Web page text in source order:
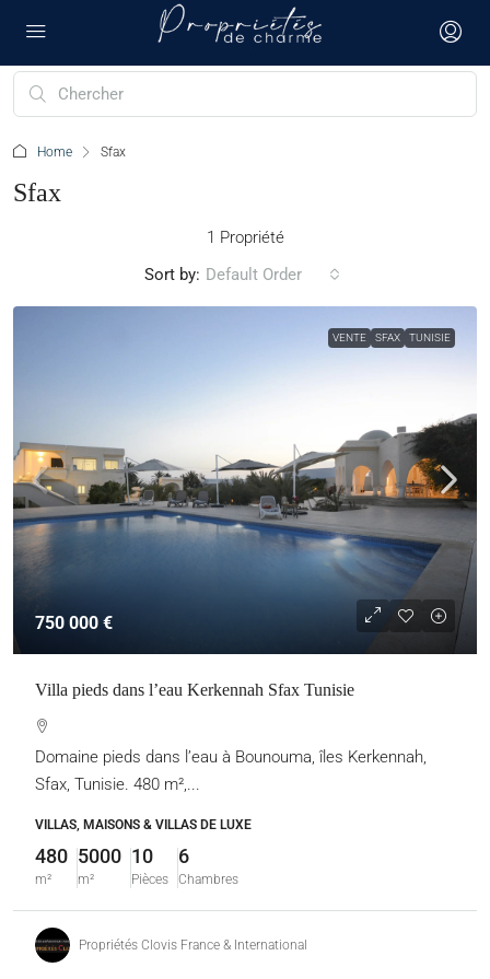
Home Sfax
Sfax
1 Propriété
Sort by: Default Order
VENTE SFAX TUNISIE
750 000 €
Villa pieds dans l’eau Kerkennah Sfax Tunisie
Domaine pieds dans l’eau à Bounouma, îles Kerkennah,
Sfax, Tunisie. 480 m²,...
VILLAS, MAISONS & VILLAS DE LUXE
480
m²
5000
m²
10
Pièces
6
Chambres
Propriétés Clovis France & International